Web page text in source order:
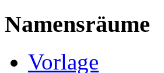
Namensräume
Vorlage